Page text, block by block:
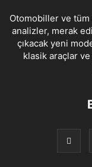
Otomobiller ve tüm
analizler, merak
çıkacak yeni
klasik araçlar